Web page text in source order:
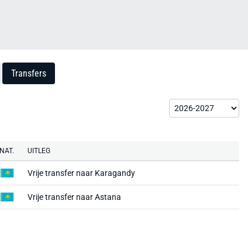
Transfers
NAT. UITLEG
Vrije transfer naar Karagandy
Vrije transfer naarAstana